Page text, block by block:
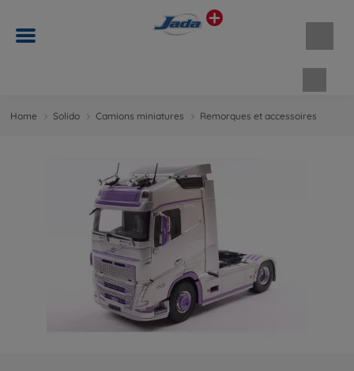
Home Solido Camions miniatures Remorques et accessoires